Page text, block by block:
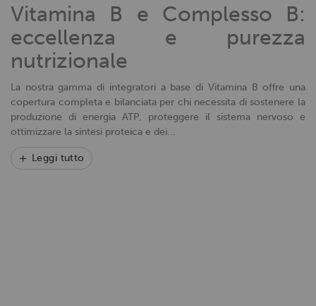
Vitamina B e Complesso B:
eccellenza e purezza
nutrizionale
La nostra gamma di integratori a base di Vitamina B offre una
copertura completa e bilanciata per chi necessita di sostenere la
produzione di energia ATP, proteggere il sistema nervoso e
ottimizzare la sintesi proteica e dei...
Leggi tutto